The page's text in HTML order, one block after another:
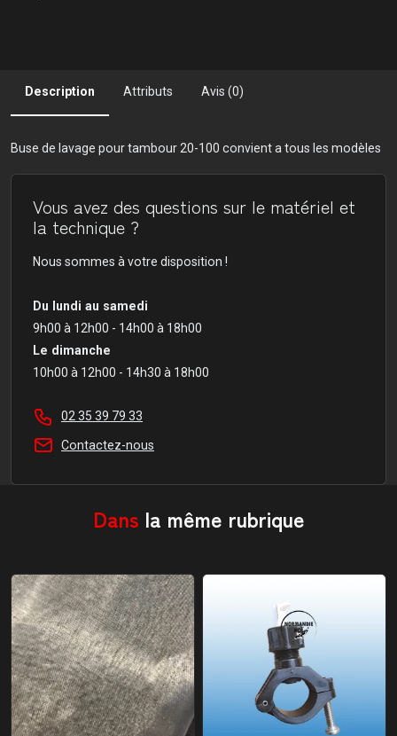
Description Attributs Avis (0)
Buse de lavage pour tambour 20-100 convient a tous les modèles
Vous avez des questions sur le matériel et
la technique ?
Nous sommes à votre disposition !
Du lundi au samedi
9h00 à 12h00 - 14h00 à 18h00
Le dimanche
10h00 à 12h00 - 14h30 à 18h00
02 35 39 79 33
Contactez-nous
Dans la même rubrique